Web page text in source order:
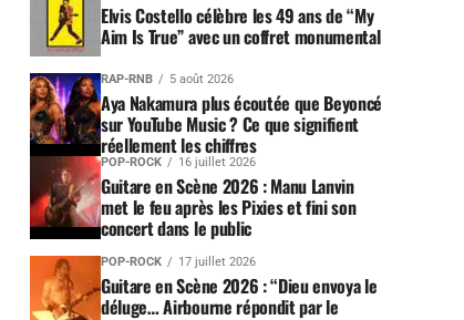
Elvis Costello célèbre les 49 ans de “My
Aim Is True” avec un coffret monumental
RAP-RNB 5 août 2026
Aya Nakamura plus écoutée que Beyoncé
sur YouTube Music ? Ce que signifient
réellement les chiffres
POP-ROCK 16 juillet 2026
Guitare en Scène 2026 : Manu Lanvin
met le feu après les Pixies et fini son
concert dans le public
POP-ROCK 17 juillet 2026
Guitare en Scène 2026 : “Dieu envoya le
déluge… Airbourne répondit par le